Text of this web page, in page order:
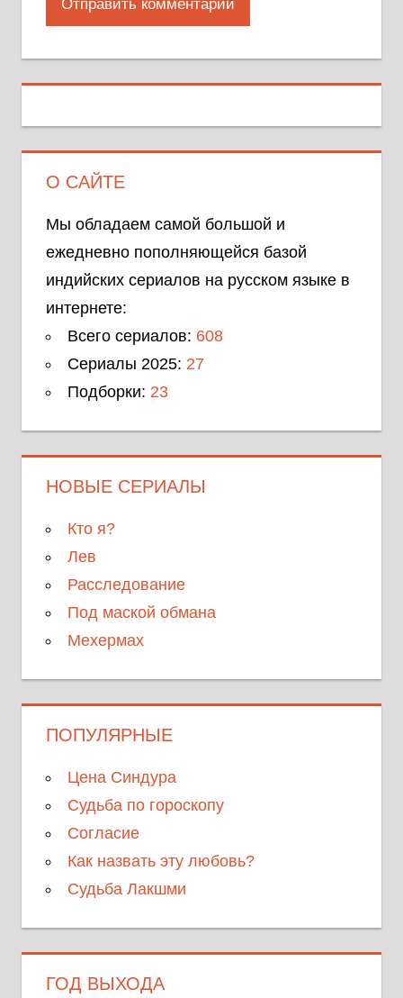
О САЙТЕ
Мы обладаем самой большой и
ежедневно пополняющейся базой
индийских сериалов на русском языке в
интернете:
Всего сериалов: 608
Сериалы 2025: 27
Подборки: 23
НОВЫЕ СЕРИАЛЫ
Кто я?
Лев
Расследование
Под маской обмана
Мехермах
ПОПУЛЯРНЫЕ
Цена Синдура
Судьба по гороскопу
Согласие
Как назвать эту любовь?
Судьба Лакшми
ГОД ВЫХОДА